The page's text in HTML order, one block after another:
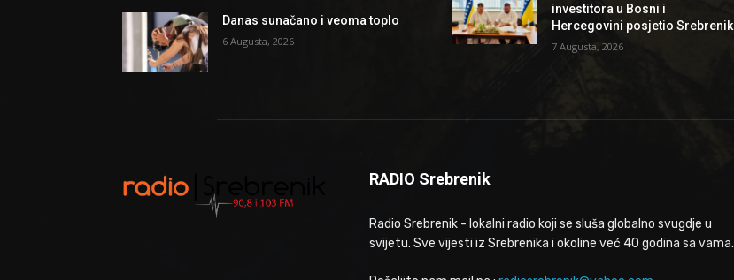
Danas sunačano i veoma toplo
6 Augusta, 2026
investitora u Bosni i
Hercegovini posjetio Srebrenik
7 Augusta, 2026
RADIO Srebrenik
Radio Srebrenik - lokalni radio koji se sluša globalno svugdje u
svijetu. Sve vijesti iz Srebrenika i okoline već 40 godina sa vama.